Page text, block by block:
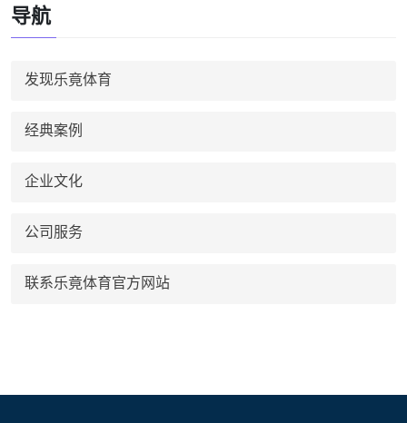
导航
发现乐竟体育
经典案例
企业文化
公司服务
联系乐竟体育官方网站